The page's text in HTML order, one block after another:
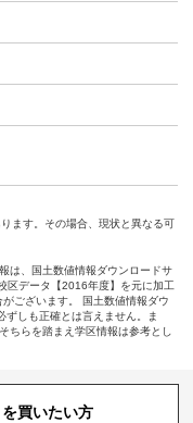
ます。その場合、現状と異なる可
は、国土数値情報ダウンロードサ
区データ【2016年度】を元に加工
ございます。 国土数値情報ダウ
ずしも正確とは言えません。ま
ちらを踏まえ学区情報は参考とし
買いたい方